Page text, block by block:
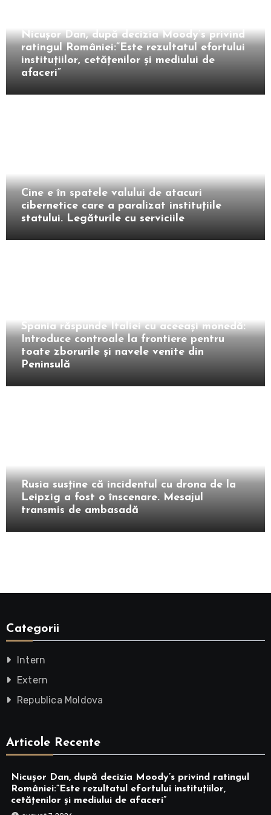
Nicușor Dan, după decizia Moody’s privind
ratingul României:”Este rezultatul efortului
instituțiilor, cetățenilor și mediului de
afaceri”
Cine e în spatele valului de atacuri
cibernetice care a paralizat instituțiile
statului. Legăturile cu serviciile
Spania răspunde Italiei cu aceeași monedă:
Introduce controale la frontiere pentru
toate zborurile și navele venite din
Peninsulă
Rusia susține că incidentul cu drona de la
Leipzig a fost o înscenare. Mesajul
transmis de ambasadă
Categorii
Intern
Extern
Republica Moldova
Articole Recente
Nicușor Dan, după decizia Moody’s privind ratingul
României:”Este rezultatul efortului instituțiilor,
cetățenilor și mediului de afaceri”